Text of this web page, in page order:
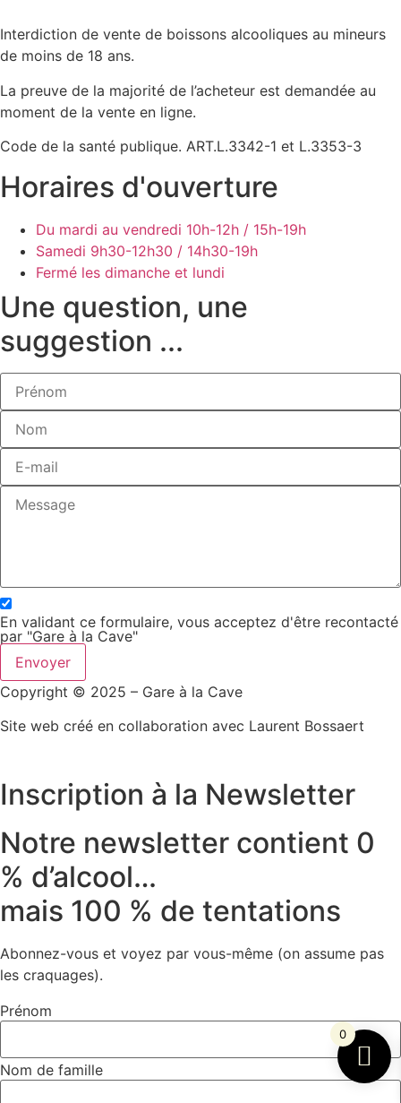
Interdiction de vente de boissons alcooliques au mineurs
de moins de 18 ans.
La preuve de la majorité de l’acheteur est demandée au
moment de la vente en ligne.
Code de la santé publique. ART.L.3342-1 et L.3353-3
Horaires d'ouverture
Du mardi au vendredi 10h-12h / 15h-19h
Samedi 9h30-12h30 / 14h30-19h
Fermé les dimanche et lundi
Une question, une
suggestion ...
En validant ce formulaire, vous acceptez d'être recontacté
par "Gare à la Cave"
Envoyer
Copyright © 2025 – Gare à la Cave
Site web créé en collaboration avec Laurent Bossaert
0
Inscription à la Newsletter
Notre newsletter contient 0
% d’alcool…
mais 100 % de tentations
Abonnez-vous et voyez par vous-même (on assume pas
les craquages).
Prénom
Nom de famille